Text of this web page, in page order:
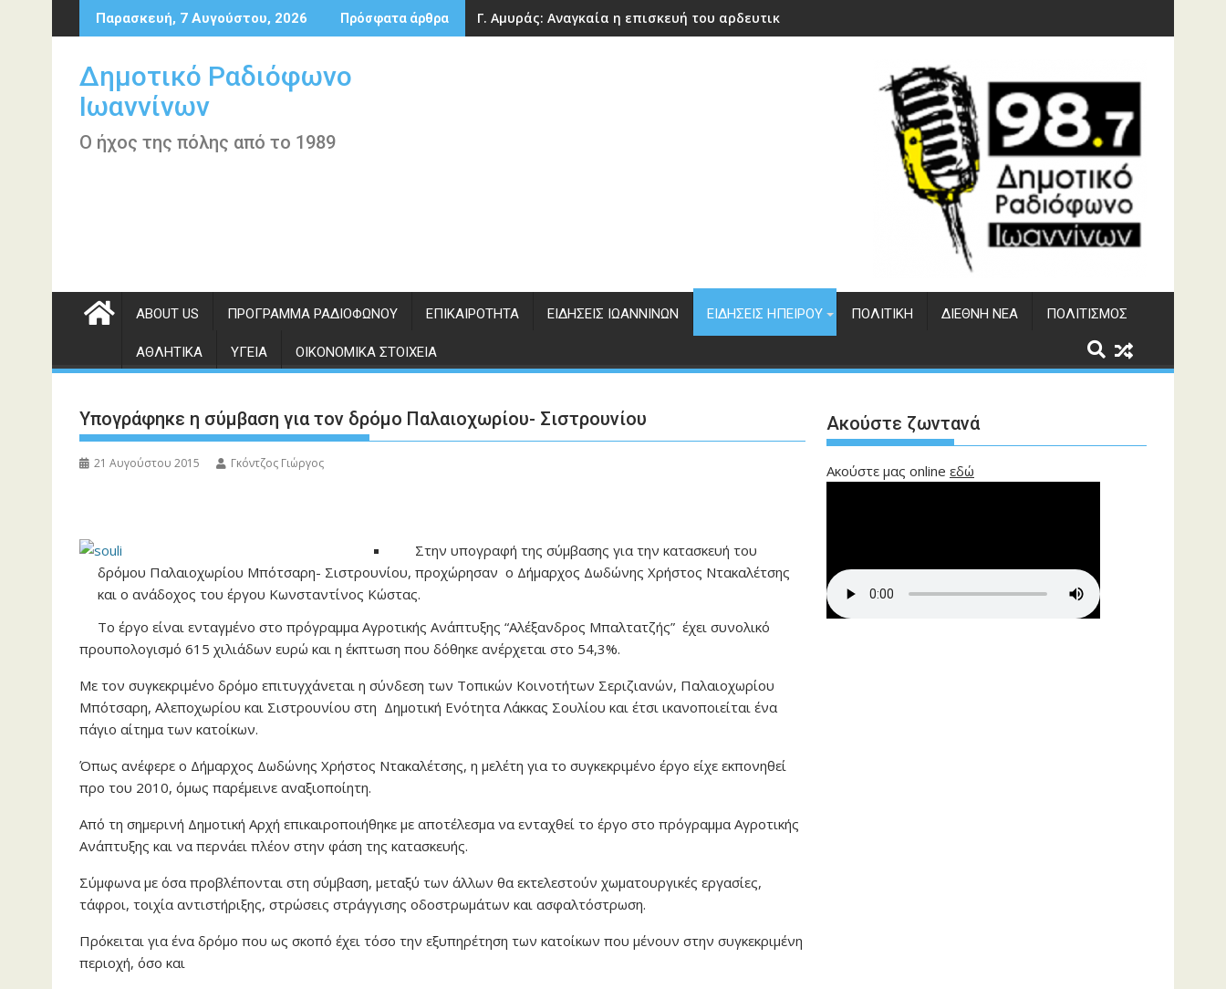
Περάστε
στο
Παρασκευή, 7 Αυγούστου, 2026 Πρόσφατα άρθρα Γ. Αμυράς: Αναγκαία η επισκευή του αρδευτικού φράγματος Αώου
Δημοτικό Ραδιόφωνο
Ιωαννίνων
Ο ήχος της πόλης από το 1989
ABOUT US ΠΡΌΓΡΑΜΜΑ ΡΑΔΙΟΦΏΝΟΥ ΕΠΙΚΑΙΡΌΤΗΤΑ ΕΙΔΉΣΕΙΣ ΙΩΑΝΝΊΝΩΝ ΕΙΔΉΣΕΙΣ ΗΠΕΊΡΟΥ ΠΟΛΙΤΙΚΉ ΔΙΕΘΝΉ ΝΈΑ ΠΟΛΙΤΙΣΜΌΣ
ΑΘΛΗΤΙΚΆ ΥΓΕΊΑ ΟΙΚΟΝΟΜΙΚΆ ΣΤΟΙΧΕΊΑ
Υπογράφηκε η σύμβαση για τον δρόμο Παλαιοχωρίου- Σιστρουνίου
21 Αυγούστου 2015 Γκόντζος Γιώργος
Στην υπογραφή της σύμβασης για την κατασκευή του
δρόμου Παλαιοχωρίου Μπότσαρη- Σιστρουνίου, προχώρησαν ο Δήμαρχος Δωδώνης Χρήστος Ντακαλέτσης
και ο ανάδοχος του έργου Κωνσταντίνος Κώστας.
Το έργο είναι ενταγμένο στο πρόγραμμα Αγροτικής Ανάπτυξης “Αλέξανδρος Μπαλτατζής” έχει συνολικό
προυπολογισμό 615 χιλιάδων ευρώ και η έκπτωση που δόθηκε ανέρχεται στο 54,3%.
Με τον συγκεκριμένο δρόμο επιτυγχάνεται η σύνδεση των Τοπικών Κοινοτήτων Σεριζιανών, Παλαιοχωρίου
Μπότσαρη, Αλεποχωρίου και Σιστρουνίου στη Δημοτική Ενότητα Λάκκας Σουλίου και έτσι ικανοποιείται ένα
πάγιο αίτημα των κατοίκων.
Όπως ανέφερε ο Δήμαρχος Δωδώνης Χρήστος Ντακαλέτσης, η μελέτη για το συγκεκριμένο έργο είχε εκπονηθεί
προ του 2010, όμως παρέμεινε αναξιοποίητη.
Από τη σημερινή Δημοτική Αρχή επικαιροποιήθηκε με αποτέλεσμα να ενταχθεί το έργο στο πρόγραμμα Αγροτικής
Ανάπτυξης και να περνάει πλέον στην φάση της κατασκευής.
Σύμφωνα με όσα προβλέπονται στη σύμβαση, μεταξύ των άλλων θα εκτελεστούν χωματουργικές εργασίες,
τάφροι, τοιχία αντιστήριξης, στρώσεις στράγγισης οδοστρωμάτων και ασφαλτόστρωση.
Πρόκειται για ένα δρόμο που ως σκοπό έχει τόσο την εξυπηρέτηση των κατοίκων που µένουν στην συγκεκριµένη
περιοχή, όσο και
Ακούστε ζωντανά
Ακούστε μας online εδώ